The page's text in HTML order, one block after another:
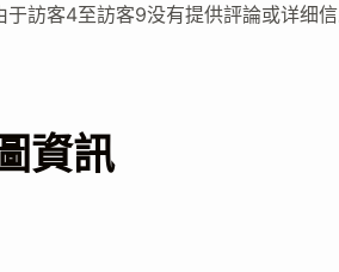
訪客4至訪客9没有提供評論或详细
資訊